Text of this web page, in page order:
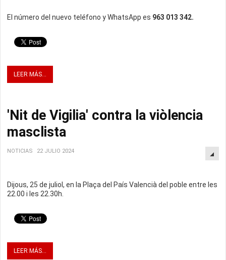
El número del nuevo teléfono y WhatsApp es 963 013 342.
LEER MÁS...
'Nit de Vigilia' contra la viòlencia
masclista
NOTICIAS 22 JULIO 2024
Dijous, 25 de juliol, en la Plaça del País Valencià del poble entre les
22.00 i les 22.30h.
LEER MÁS...